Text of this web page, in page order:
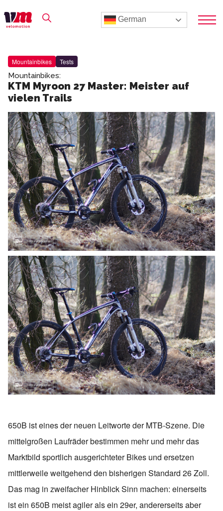
German
Mountainbikes Tests
Mountainbikes:
KTM Myroon 27 Master: Meister auf
vielen Trails
650B ist eines der neuen Leitworte der MTB-Szene. Die
mittelgroßen Laufräder bestimmen mehr und mehr das
Marktbild sportlich ausgerichteter Bikes und ersetzen
mittlerweile weitgehend den bisherigen Standard 26 Zoll.
Das mag in zweifacher Hinblick Sinn machen: einerseits
ist ein 650B meist agiler als ein 29er, andererseits aber